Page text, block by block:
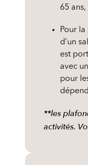
65
Pour
d’un
est
avec
pour
**les
activités.